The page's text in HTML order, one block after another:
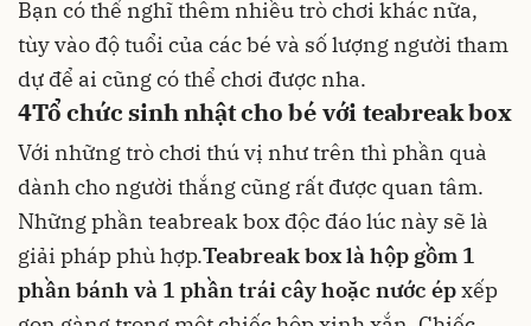
Bạn có thể nghĩ thêm nhiều trò chơi khác nữa,
tùy vào độ tuổi của các bé và số lượng người tham
dự để ai cũng có thể chơi được nha.
4Tổ chức sinh nhật cho bé với teabreak box
Với những trò chơi thú vị như trên thì phần quà
dành cho người thắng cũng rất được quan tâm.
Những phần teabreak box độc đáo lúc này sẽ là
giải pháp phù hợp.Teabreak box là hộp gồm 1
phần bánh và 1 phần trái câyhoặc nước épxếp